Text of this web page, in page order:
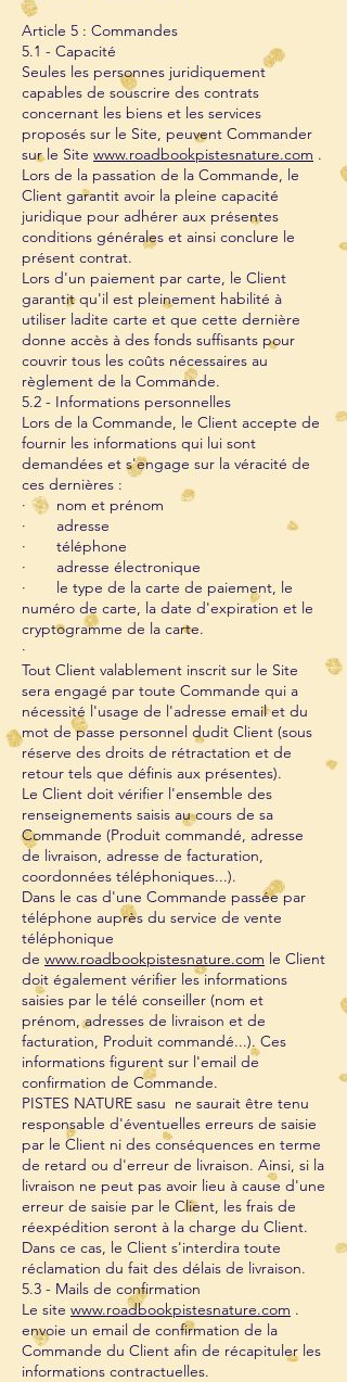
Article 5 : Commandes
5.1 - Capacité
Seules les personnes juridiquement
capables de souscrire des contrats
concernant les biens et les services
proposés sur le Site, peuvent Commander
sur le Site www.roadbookpistesnature.com .
Lors de la passation de la Commande, le
Client garantit avoir la pleine capacité
juridique pour adhérer aux présentes
conditions générales et ainsi conclure le
présent contrat.
Lors d'un paiement par carte, le Client
garantit qu'il est pleinement habilité à
utiliser ladite carte et que cette dernière
donne accès à des fonds suffisants pour
couvrir tous les coûts nécessaires au
règlement de la Commande.
5.2 - Informations personnelles
Lors de la Commande, le Client accepte de
fournir les informations qui lui sont
demandées et s'engage sur la véracité de
ces dernières :
· nom et prénom
· adresse
· téléphone
· adresse électronique
· le type de la carte de paiement, le
numéro de carte, la date d'expiration et le
cryptogramme de la carte.
·
Tout Client valablement inscrit sur le Site
sera engagé par toute Commande qui a
nécessité l'usage de l'adresse email et du
mot de passe personnel dudit Client (sous
réserve des droits de rétractation et de
retour tels que définis aux présentes).
Le Client doit vérifier l'ensemble des
renseignements saisis au cours de sa
Commande (Produit commandé, adresse
de livraison, adresse de facturation,
coordonnées téléphoniques...).
Dans le cas d'une Commande passée par
téléphone auprès du service de vente
téléphonique
de www.roadbookpistesnature.com le Client
doit également vérifier les informations
saisies par le télé conseiller (nom et
prénom, adresses de livraison et de
facturation, Produit commandé...). Ces
informations figurent sur l'email de
confirmation de Commande.
PISTES NATURE sasu ne saurait être tenu
responsable d'éventuelles erreurs de saisie
par le Client ni des conséquences en terme
de retard ou d'erreur de livraison. Ainsi, si la
livraison ne peut pas avoir lieu à cause d'une
erreur de saisie par le Client, les frais de
réexpédition seront à la charge du Client.
Dans ce cas, le Client s'interdira toute
réclamation du fait des délais de livraison.
5.3 - Mails de confirmation
Le site www.roadbookpistesnature.com .
envoie un email de confirmation de la
Commande du Client afin de récapituler les
informations contractuelles.